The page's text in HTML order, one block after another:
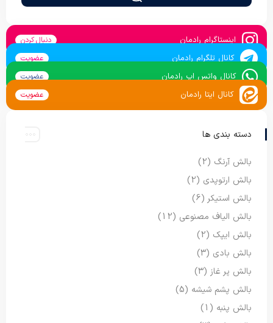
اینستاگرام رادمان دنبال کردن
کانال تلگرام رادمان عضویت
کانال واتس اپ رادمان عضویت
کانال ایتا رادمان عضویت
دسته بندی ها
بالش آرنگ (2)
بالش ارتوپدی (2)
بالش استیکر (6)
بالش الیاف مصنوعی (12)
بالش ایپک (2)
بالش بادی (3)
بالش پر غاز (3)
بالش پشم شیشه (5)
بالش پنبه (1)